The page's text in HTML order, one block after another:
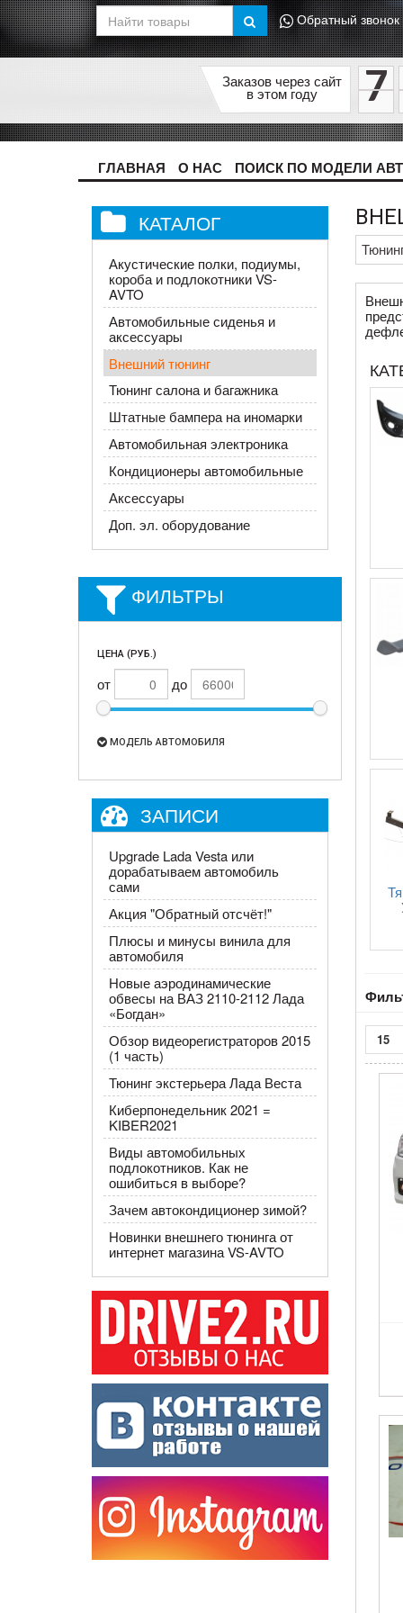
Обратный звонок
Заказов через сайт
в этом году 7
ГЛАВНАЯ О НАС ПОИСК ПО МОДЕЛИ
КАТАЛОГ
Акустические полки, подиумы,
короба и подлокотники VS-
AVTO
Автомобильные сиденья и
аксессуары
Внешний тюнинг
Тюнинг салона и багажника
Штатные бампера на иномарки
Автомобильная электроника
Кондиционеры автомобильные
Аксессуары
Доп. эл. оборудование
ФИЛЬТРЫ
ЦЕНА (РУБ.)
от до
МОДЕЛЬ АВТОМОБИЛЯ
ЗАПИСИ
Upgrade Lada Vesta или
дорабатываем автомобиль
сами
Акция "Обратный отсчёт!"
Плюсы и минусы винила для
автомобиля
Новые аэродинамические
обвесы на ВАЗ 2110-2112 Лада
«Богдан»
Обзор видеорегистраторов 2015
(1 часть)
Тюнинг экстерьера Лада Веста
Киберпонедельник 2021 =
KIBER2021
Виды автомобильных
подлокотников. Как не
ошибиться в выборе?
Зачем автокондиционер зимой?
Новинки внешнего тюнинга от
интернет магазина VS-AVTO
15